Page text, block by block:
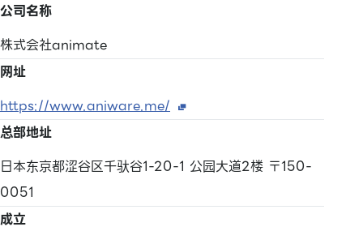
公司名称
株式会社animate
网址
https://www.aniware.me/
总部地址
日本东京都涩谷区千驮谷1-20-1 公园大道2楼 〒150-
0051
成立